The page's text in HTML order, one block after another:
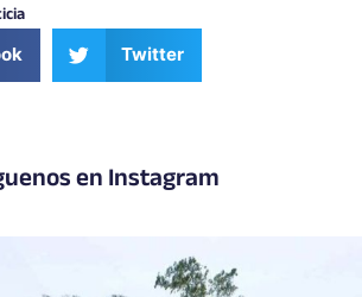
Twitter
en Instagram